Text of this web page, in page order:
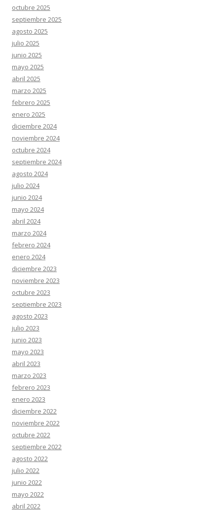
octubre 2025
septiembre 2025
agosto 2025
julio 2025
junio 2025
mayo 2025
abril 2025
marzo 2025
febrero 2025
enero 2025
diciembre 2024
noviembre 2024
octubre 2024
septiembre 2024
agosto 2024
julio 2024
junio 2024
mayo 2024
abril 2024
marzo 2024
febrero 2024
enero 2024
diciembre 2023
noviembre 2023
octubre 2023
septiembre 2023
agosto 2023
julio 2023
junio 2023
mayo 2023
abril 2023
marzo 2023
febrero 2023
enero 2023
diciembre 2022
noviembre 2022
octubre 2022
septiembre 2022
agosto 2022
julio 2022
junio 2022
mayo 2022
abril 2022